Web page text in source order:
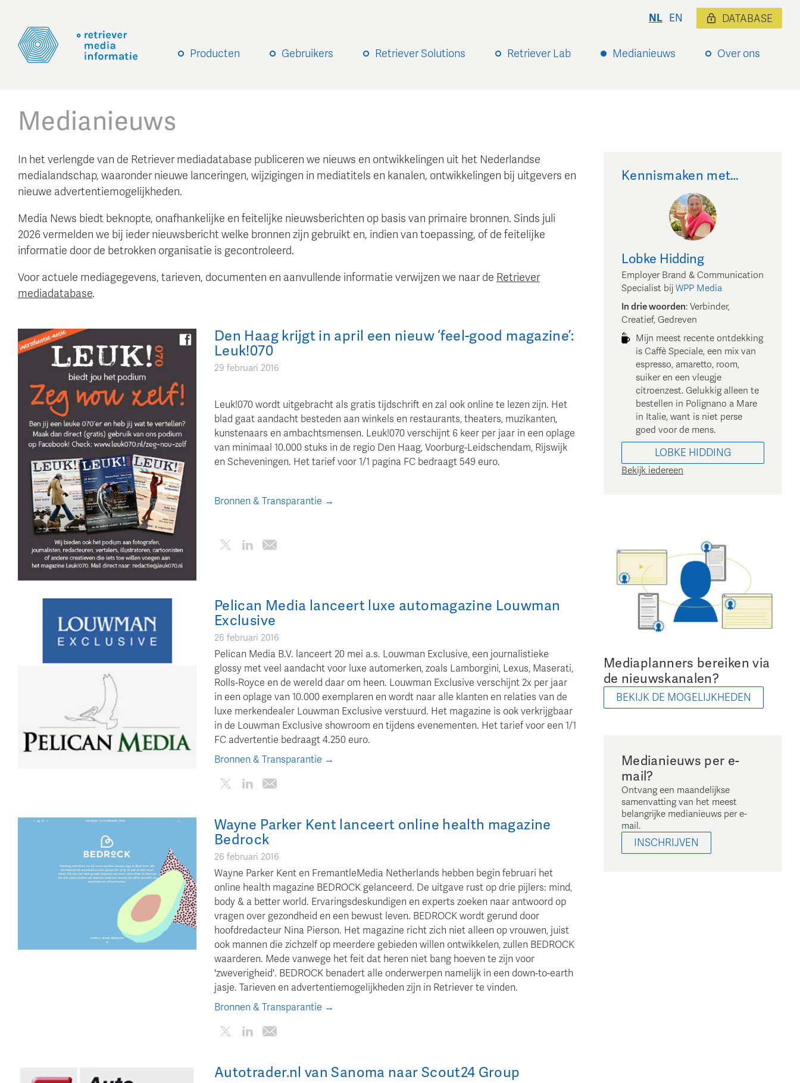
Producten Gebruikers Retriever Solutions Retriever Lab Medianieuws Over ons
NL EN DATABASE
Medianieuws
In het verlengde van de Retriever mediadatabase publiceren we nieuws en ontwikkelingen uit het Nederlandse
medialandschap, waaronder nieuwe lanceringen, wijzigingen in mediatitels en kanalen, ontwikkelingen bij uitgevers en
nieuwe advertentiemogelijkheden.
Media News biedt beknopte, onafhankelijke en feitelijke nieuwsberichten op basis van primaire bronnen. Sinds juli
2026 vermelden we bij ieder nieuwsbericht welke bronnen zijn gebruikt en, indien van toepassing, of de feitelijke
informatie door de betrokken organisatie is gecontroleerd.
Voor actuele mediagegevens, tarieven, documenten en aanvullende informatie verwijzen we naar de Retriever
mediadatabase.
Den Haag krijgt in april een nieuw ‘feel-good magazine’:
Leuk!070
29 februari 2016
Leuk!070 wordt uitgebracht als gratis tijdschrift en zal ook online te lezen zijn. Het
blad gaat aandacht besteden aan winkels en restaurants, theaters, muzikanten,
kunstenaars en ambachtsmensen. Leuk!070 verschijnt 6 keer per jaar in een oplage
van minimaal 10.000 stuks in de regio Den Haag, Voorburg-Leidschendam, Rijswijk
en Scheveningen. Het tarief voor 1/1 pagina FC bedraagt 549 euro.
Bronnen & Transparantie →
Pelican Media lanceert luxe automagazine Louwman
Exclusive
26 februari 2016
Pelican Media B.V. lanceert 20 mei a.s. Louwman Exclusive, een journalistieke
glossy met veel aandacht voor luxe automerken, zoals Lamborgini, Lexus, Maserati,
Rolls-Royce en de wereld daar om heen. Louwman Exclusive verschijnt 2x per jaar
in een oplage van 10.000 exemplaren en wordt naar alle klanten en relaties van de
luxe merkendealer Louwman Exclusive verstuurd. Het magazine is ook verkrijgbaar
in de Louwman Exclusive showroom en tijdens evenementen. Het tarief voor een 1/1
FC advertentie bedraagt 4.250 euro.
Bronnen & Transparantie →
Wayne Parker Kent lanceert online health magazine
Bedrock
26 februari 2016
Wayne Parker Kent en FremantleMedia Netherlands hebben begin februari het
online health magazine BEDROCK gelanceerd. De uitgave rust op drie pijlers: mind,
body & a better world. Ervaringsdeskundigen en experts zoeken naar antwoord op
vragen over gezondheid en een bewust leven. BEDROCK wordt gerund door
hoofdredacteur Nina Pierson. Het magazine richt zich niet alleen op vrouwen, juist
ook mannen die zichzelf op meerdere gebieden willen ontwikkelen, zullen BEDROCK
waarderen. Mede vanwege het feit dat heren niet bang hoeven te zijn voor
'zweverigheid'. BEDROCK benadert alle onderwerpen namelijk in een down-to-earth
jasje. Tarieven en advertentiemogelijkheden zijn in Retriever te vinden.
Bronnen & Transparantie →
Autotrader.nl van Sanoma naar Scout24 Group
Kennismaken met…
Lobke Hidding
Employer Brand & Communication
Specialist bij WPP Media
In drie woorden: Verbinder,
Creatief, Gedreven
Mijn meest recente ontdekking
is Caffè Speciale, een mix van
espresso, amaretto, room,
suiker en een vleugje
citroenzest. Gelukkig alleen te
bestellen in Polignano a Mare
in Italie, want is niet perse
goed voor de mens.
LOBKE HIDDING
Bekijk iedereen
Mediaplanners bereiken via
de nieuwskanalen?
BEKIJK DE MOGELIJKHEDEN
Medianieuws per e-
mail?
Ontvang een maandelijkse
samenvatting van het meest
belangrijke medianieuws per e-
mail.
INSCHRIJVEN